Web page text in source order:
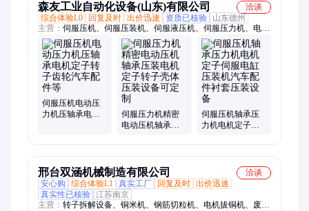
森友工业自动化设备(山东)有限公司
洽谈
综合体验L0
回复及时 出价迅速 资质已核验
山东德州
主营： 伺服压机、伺服压装机、伺服液压机、伺服压力机、电子
压力机、轴承压力机、电动伺服压力机、自动压轴承设备、卡簧
自动压入设备、非标自动化装配线、液压机、非标生产线
伺服压机电动压
力机压轴承电机
伺服压力机精密
电动压机轴承压
伺服压机轴承压
力机电机定子伺
邢台双涵机械制造有限公司
洽谈
安心购
综合体验L1 真实工厂 回复及时 出价迅速
真实性已核验 江苏南京
主营： 转子拆解设备、铜米机、钢筋切粒机、电机拔铜机、废旧